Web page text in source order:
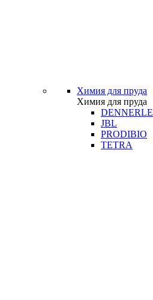
Химия для пруда
Химия для пруда
DENNERLE
JBL
PRODIBIO
TETRA